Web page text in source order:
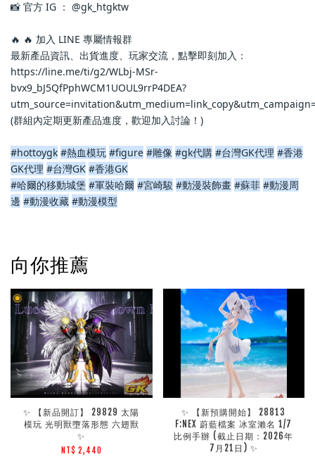
📸 官方 IG ： @gk_htgktw
🔥 🔥 加入 LINE 專屬情報群
最新產品資訊、出貨進度、玩家交流，點擊即刻加入：
https://line.me/ti/g2/WLbj-MSr-
bvx9_bJ5QfPphWCM1UOUL9rrP4DEA?
(群組內定期更新產品進度，歡迎加入討論！)
#hottoygk #熱血模玩 #figure #雕像 #gk代購 #台灣GK代理 #香港
GK代理 #台灣GK #香港GK
#哈爾的移動城堡 #軍裝哈爾 #宮崎駿 #動漫裝飾畫 #蘇菲 #動漫周
邊 #動漫收藏 #動漫模型
向你推薦
✨ 【新品開訂】 29829 太陽
模玩 光明獸墮落形態 六翅獸
✨
NT$ 2,440
✨ 【新預購開始】 28813
F:NEX 蔚藍檔案 冰室瀨名 1/7
比例手辦 (截止日期：2026年
7月21日) ✨